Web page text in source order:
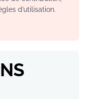
d’utilisation.